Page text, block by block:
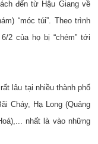
đến từ Hậu Giang về
“móc túi”. Theo trình
2 của họ bị “chém” tới
lâu tại nhiều thành phố
Cháy, Hạ Long (Quảng
nhất là vào những